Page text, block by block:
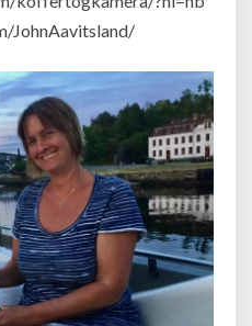
JohnAavitsland/